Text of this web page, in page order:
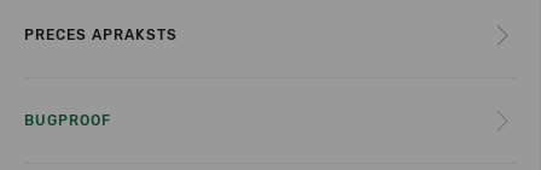
PRECES APRAKSTS
BUGPROOF